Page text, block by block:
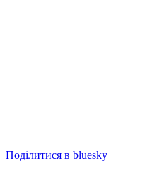
Поділитися в bluesky